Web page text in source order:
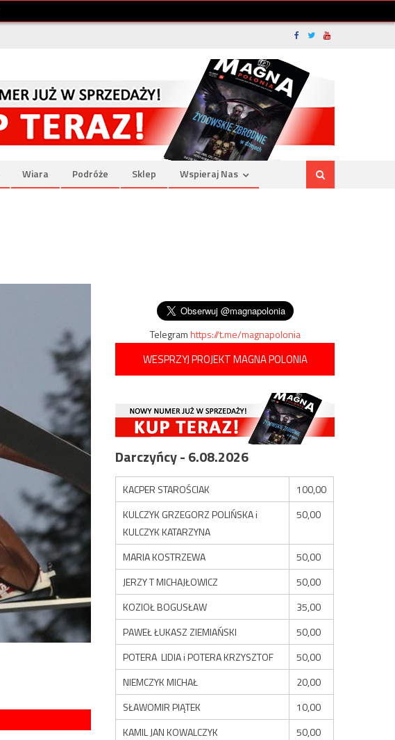
Wiara Podróże Sklep Wspieraj Nas
Telegramhttps://t.me/magnapolonia
WESPRZYJ PROJEKT MAGNA POLONIA
Darczyńcy - 6.08.2026
KACPER STAROŚCIAK
100,00
KULCZYK GRZEGORZ POLIŃSKA i
KULCZYK KATARZYNA
50,00
MARIA KOSTRZEWA
50,00
JERZY T MICHAJŁOWICZ
50,00
KOZIOŁ BOGUSŁAW
35,00
PAWEŁ ŁUKASZ ZIEMIAŃSKI
50,00
POTERA LIDIA i POTERA KRZYSZTOF
50,00
NIEMCZYK MICHAŁ
20,00
SŁAWOMIR PIĄTEK
10,00
KAMIL JAN KOWALCZYK
50,00